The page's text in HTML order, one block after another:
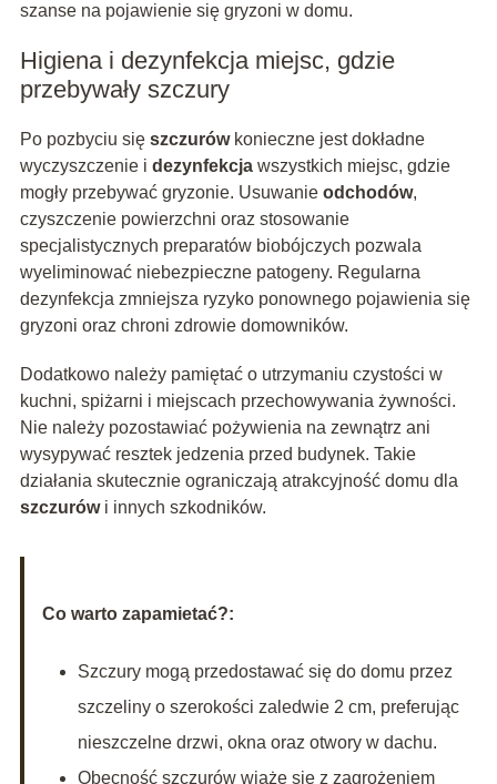
szanse na pojawienie się gryzoni w domu.
Higiena i dezynfekcja miejsc, gdzie
przebywały szczury
Po pozbyciu się szczurówkonieczne jest dokładne
wyczyszczenie i dezynfekcjawszystkich miejsc, gdzie
mogły przebywać gryzonie. Usuwanie odchodów,
czyszczenie powierzchni oraz stosowanie
specjalistycznych preparatów biobójczych pozwala
wyeliminować niebezpieczne patogeny. Regularna
dezynfekcja zmniejsza ryzyko ponownego pojawienia się
gryzoni oraz chroni zdrowie domowników.
Dodatkowo należy pamiętać o utrzymaniu czystości w
kuchni, spiżarni i miejscach przechowywania żywności.
Nie należy pozostawiać pożywienia na zewnątrz ani
wysypywać resztek jedzenia przed budynek. Takie
działania skutecznie ograniczają atrakcyjność domu dla
szczurówi innych szkodników.
Co warto zapamietać?:
Szczury mogą przedostawać się do domu przez
szczeliny o szerokości zaledwie 2 cm, preferując
nieszczelne drzwi, okna oraz otwory w dachu.
Obecność szczurów wiąże się z zagrożeniem